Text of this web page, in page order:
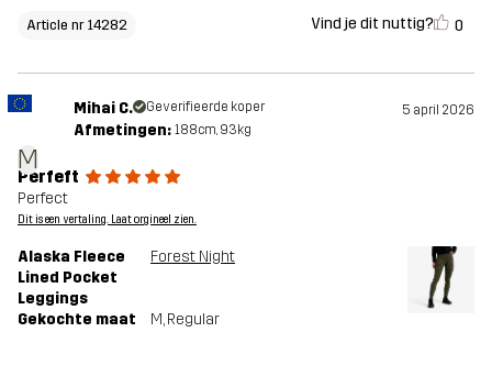
Article nr 14282 Vind je dit nuttig? 0
M
Mihai C. Geverifieerde koper 5 april 2026
Afmetingen: 188cm, 93kg
Perfeft
Perfect
Dit is een vertaling. Laat orgineel zien.
Alaska Fleece
Lined Pocket
Leggings
Forest Night
Gekochte maat M, Regular